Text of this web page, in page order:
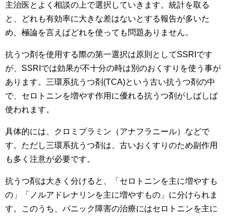
主治医とよく相談の上で選択していきます。統計を取る
と、どれも有効率に大きな差はないとする報告が多いた
め、極論を言えばどれを使っても問題ありません。
抗うつ剤を使用する際の第一選択は原則としてSSRIです
が、SSRIでは効果が不十分の時は別のおくすりを使う事が
あります。三環系抗うつ剤(TCA)という古い抗うつ剤の中
で、セロトニンを増やす作用に優れる抗うつ剤がしばしば
使われます。
具体的には、クロミプラミン（アナフラニール）などで
す。ただし三環系抗うつ剤は、古いおくすりのため副作用
も多く注意が必要です。
抗うつ剤は大きく分けると、「セロトニンを主に増やすも
の」「ノルアドレナリンを主に増やすもの」に分けられま
す。このうち、パニック障害の治療にはセロトニンを主に